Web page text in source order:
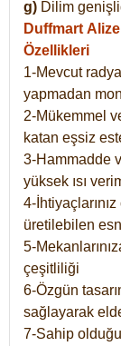
g) Dilim
Duffmart Alize
Özellikleri
1-Mevcut
yapmadan
2-Mükemmel
katan eşsiz
3-Hammadde
yüksek ısı
4-
üretilebilen
5-
çeşitliliği
6-Özgün
sağlayarak
7-Sahip